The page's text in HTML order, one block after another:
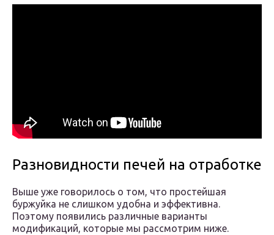
Разновидности печей на отработке
Выше уже говорилось о том, что простейшая
буржуйка не слишком удобна и эффективна.
Поэтому появились различные варианты
модификаций, которые мы рассмотрим ниже.